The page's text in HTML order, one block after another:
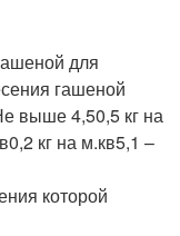
для
гашеной
выше 4,50,5 кг на
кг на м.кв5,1 –
которой